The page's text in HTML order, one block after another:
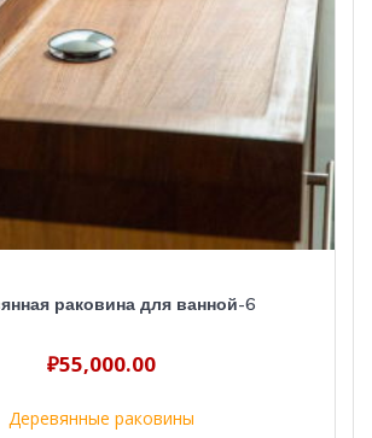
раковина для ванной-6
₽55,000.00
Деревянные раковины